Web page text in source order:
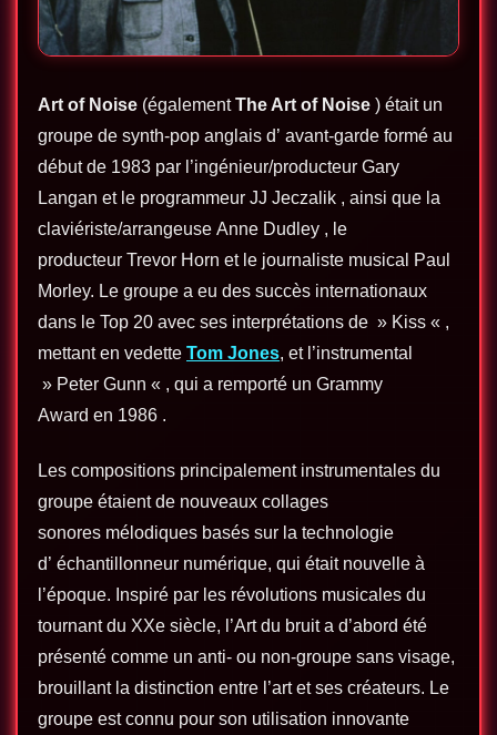
Art of Noise (égalementThe Art of Noise ) était un
groupe de synth-pop anglais d’ avant-garde formé au
début de 1983 par l’ingénieur/producteur Gary
Langan et le programmeur JJ Jeczalik , ainsi que la
claviériste/arrangeuse Anne Dudley , le
producteur Trevor Horn et le journaliste musical Paul
Morley. Le groupe a eu des succès internationaux
dans le Top 20 avec ses interprétations de » Kiss « ,
mettant en vedette Tom Jones, et l’instrumental
» Peter Gunn « , qui a remporté un Grammy
Award en 1986 .
Les compositions principalement instrumentales du
groupe étaient de nouveaux collages
sonores mélodiques basés sur la technologie
d’ échantillonneur numérique, qui était nouvelle à
l’époque. Inspiré par les révolutions musicales du
tournant du XXe siècle, l’Art du bruit a d’abord été
présenté comme un anti- ou non-groupe sans visage,
brouillant la distinction entre l’art et ses créateurs. Le
groupe est connu pour son utilisation innovante